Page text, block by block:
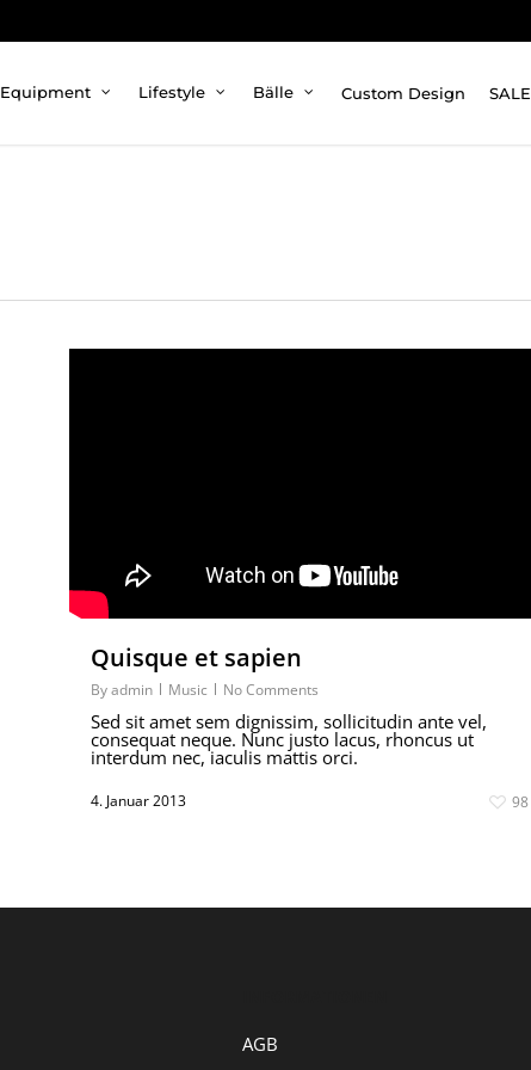
Equipment Lifestyle Bälle Custom Design SALE
Quisque et sapien
Byadmin Music No Comments
Sed sit amet sem dignissim, sollicitudin ante vel,
consequat neque. Nunc justo lacus, rhoncus ut
interdum nec, iaculis mattis orci.
4. Januar 2013 98
AGB